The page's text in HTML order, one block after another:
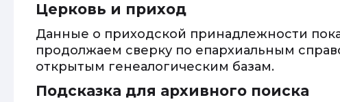
Церковь и приход
Данные о приходской принадлежности
продолжаем сверку по епархиальным
открытым генеалогическим базам.
Подсказка для архивного поиска